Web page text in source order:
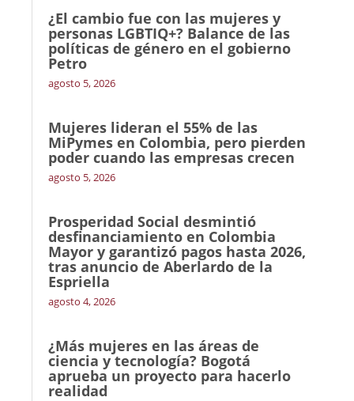
¿El cambio fue con las mujeres y
personas LGBTIQ+? Balance de las
políticas de género en el gobierno
Petro
agosto 5, 2026
Mujeres lideran el 55% de las
MiPymes en Colombia, pero pierden
poder cuando las empresas crecen
agosto 5, 2026
Prosperidad Social desmintió
desfinanciamiento en Colombia
Mayor y garantizó pagos hasta 2026,
tras anuncio de Aberlardo de la
Espriella
agosto 4, 2026
¿Más mujeres en las áreas de
ciencia y tecnología? Bogotá
aprueba un proyecto para hacerlo
realidad